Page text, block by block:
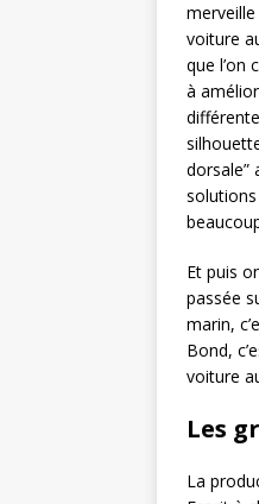
merveille
voiture
que l’on
à
dorsale”
Et puis
passée
marin,
Bond,
voiture
Les
La